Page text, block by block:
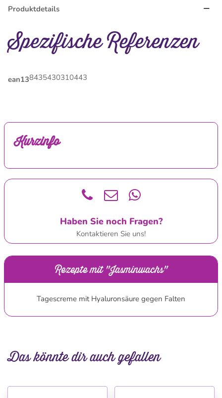
Produktdetails
Spezifische Referenzen
ean138435430310443
Kurzinfo
Haben Sie noch Fragen?
Kontaktieren Sie uns!
Rezepte mit "Jasminwachs"
Tagescreme mit Hyaluronsäure gegen Falten
Das könnte dir auch gefallen